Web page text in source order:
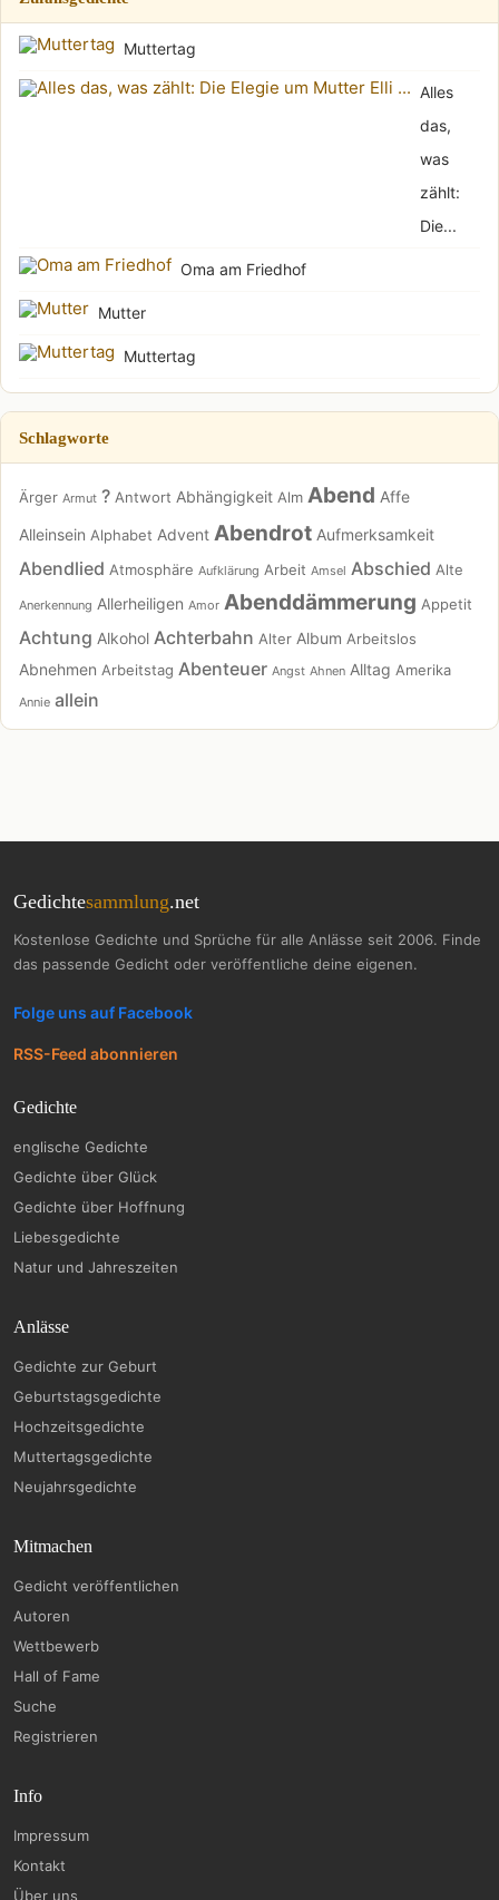
Muttertag
Alles
das,
was
zählt:
Die...
Oma am Friedhof
Mutter
Muttertag
Schlagworte
Ärger Armut ? Antwort Abhängigkeit Alm Abend Affe
Alleinsein Alphabet Advent Abendrot Aufmerksamkeit
Abendlied Atmosphäre Aufklärung Arbeit Amsel Abschied Alte
Anerkennung Allerheiligen Amor Abenddämmerung Appetit
Achtung Alkohol Achterbahn Alter Album Arbeitslos
Abnehmen Arbeitstag Abenteuer Angst Ahnen Alltag Amerika
Annie allein
Gedichtesammlung.net
Kostenlose Gedichte und Sprüche für alle Anlässe seit 2006. Finde
das passende Gedicht oder veröffentliche deine eigenen.
Folge uns auf Facebook
RSS-Feed abonnieren
Gedichte
englische Gedichte
Gedichte über Glück
Gedichte über Hoffnung
Liebesgedichte
Natur und Jahreszeiten
Anlässe
Gedichte zur Geburt
Geburtstagsgedichte
Hochzeitsgedichte
Muttertagsgedichte
Neujahrsgedichte
Mitmachen
Gedicht veröffentlichen
Autoren
Wettbewerb
Hall of Fame
Suche
Registrieren
Info
Impressum
Kontakt
Über uns